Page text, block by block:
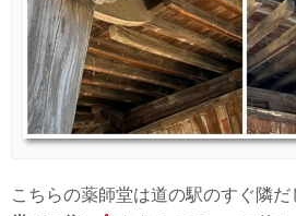
こちらの薬師堂は道の駅のすぐ隣だ